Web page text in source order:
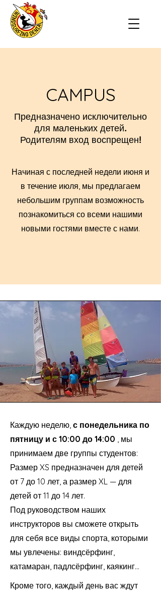
CAMPUS
Предназначено исключительно
для маленьких детей.
Родителям вход воспрещен!
Начиная с последней недели июня и
в течение июля, мы предлагаем
небольшим группам возможность
познакомиться со всеми нашими
новыми гостями вместе с нами.
Каждую неделю, с понедельника по
пятницу и с 10:00 до 14:00 , мы
принимаем две группы студентов:
Размер XS предназначен для детей
от 7 до 10 лет, а размер XL — для
детей от 11 до 14 лет.
Под руководством наших
инструкторов вы сможете открыть
для себя все виды спорта, которыми
мы увлечены: виндсёрфинг,
катамаран, падлсёрфинг, каякинг...
Кроме того, каждый день вас ждут